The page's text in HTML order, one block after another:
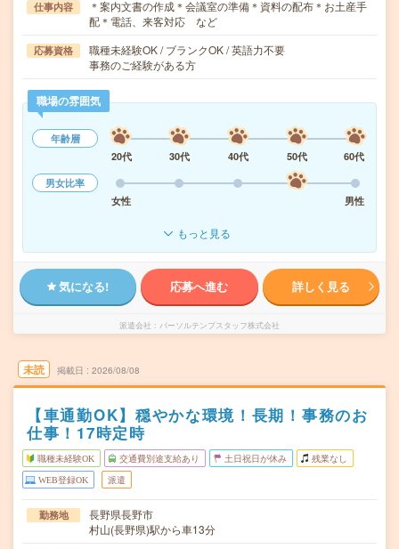
仕事内容
＊案内文書の作成＊会議室の準備＊資料の配布＊お土産手
配＊電話、来客対応 など
応募資格
職種未経験OK / ブランクOK / 英語力不要
事務のご経験がある方
職場の雰囲気
年齢層
20代
30代 40代 50代
60代
男女比率
女性
男性
もっと見る
気になる! 応募へ進む 詳しく見る
派遣会社 パーソルテンプスタッフ株式会社
未読 掲載日 2026/08/08
【車通勤OK】穏やかな環境！長期！事務のお
仕事！17時定時
職種未経験OK 交通費別途支給あり 土日祝日が休み 残業なし
WEB登録OK 派遣
勤務地
長野県長野市
村山(長野県)駅から車13分